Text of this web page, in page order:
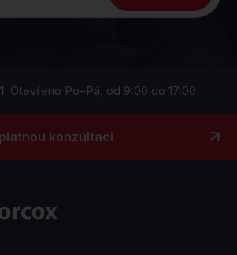
Otevřeno Po–Pá, od 9:00 do 17:00
konzultaci